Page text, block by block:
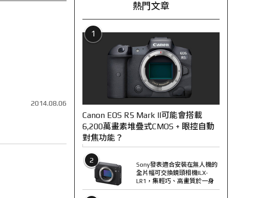
2014.08.06
熱門文章
1
Canon EOS R5 Mark II可能會搭載
6,200萬畫素堆疊式CMOS + 眼控自動
對焦功能？
2
Sony發表適合安裝在無人機的
全片幅可交換鏡頭相機ILX-
LR1，集輕巧、高畫質於一身